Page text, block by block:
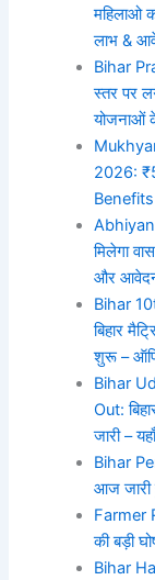
महिलाओ
लाभ &
Bihar
स्तर पर
योजनाओं
2026:
Abhiyan
मिलेगा
और आवेदन
Bihar
बिहार
शुरू –
Bihar
Out:
जारी –
Bihar
आज
Farmer
की बड़ी
Bihar